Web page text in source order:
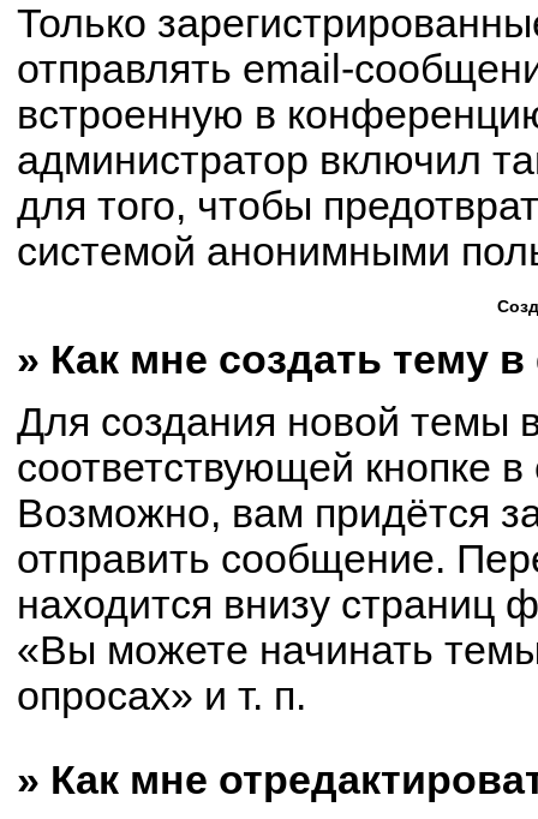
Только
отправлять email-
встроенную в
администратор включил
для того, чтобы
системой анонимными
» Как мне создать тему
Для создания новой темы
соответствующей кнопке
Возможно, вам придётся
отправить сообщение.
находится внизу
«Вы можете начинать
опросах» и т. п.
» Как мне